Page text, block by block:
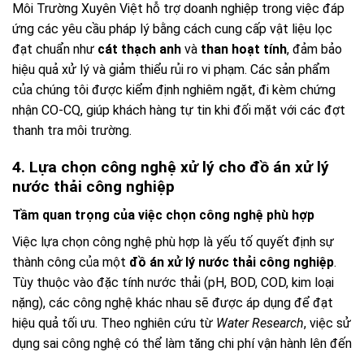
Môi Trường Xuyên Việt hỗ trợ doanh nghiệp trong việc đáp
ứng các yêu cầu pháp lý bằng cách cung cấp vật liệu lọc
đạt chuẩn như cát thạch anh và than hoạt tính, đảm bảo
hiệu quả xử lý và giảm thiểu rủi ro vi phạm. Các sản phẩm
của chúng tôi được kiểm định nghiêm ngặt, đi kèm chứng
nhận CO-CQ, giúp khách hàng tự tin khi đối mặt với các đợt
thanh tra môi trường.
4. Lựa chọn công nghệ xử lý cho đồ án xử lý
nước thải công nghiệp
Tầm quan trọng của việc chọn công nghệ phù hợp
Việc lựa chọn công nghệ phù hợp là yếu tố quyết định sự
thành công của một đồ án xử lý nước thải công nghiệp.
Tùy thuộc vào đặc tính nước thải (pH, BOD, COD, kim loại
nặng), các công nghệ khác nhau sẽ được áp dụng để đạt
hiệu quả tối ưu. Theo nghiên cứu từ Water Research, việc sử
dụng sai công nghệ có thể làm tăng chi phí vận hành lên đến